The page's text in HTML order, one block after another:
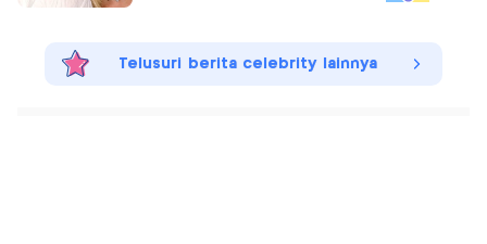
Telusuri berita celebrity lainnya